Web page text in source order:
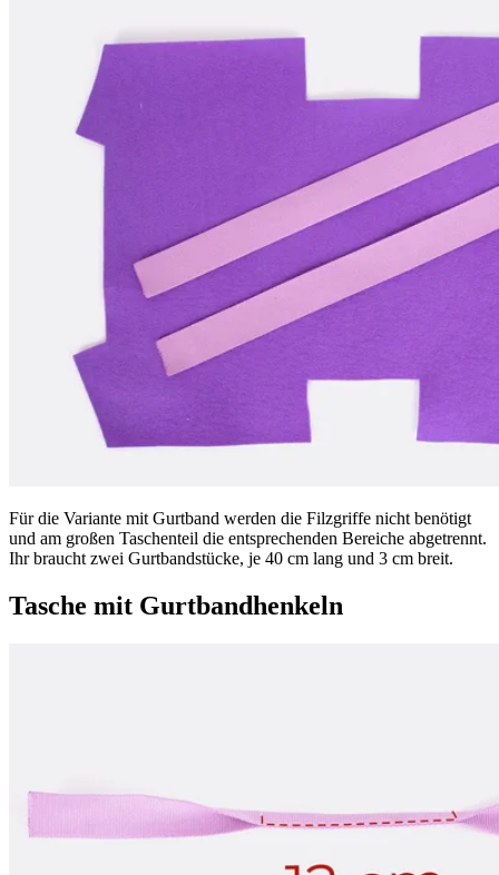
Für die Variante mit Gurtband werden die Filzgriffe nicht benötigt
und am großen Taschenteil die entsprechenden Bereiche abgetrennt.
Ihr braucht zwei Gurtbandstücke, je 40 cm lang und 3 cm breit.
Tasche mit Gurtbandhenkeln